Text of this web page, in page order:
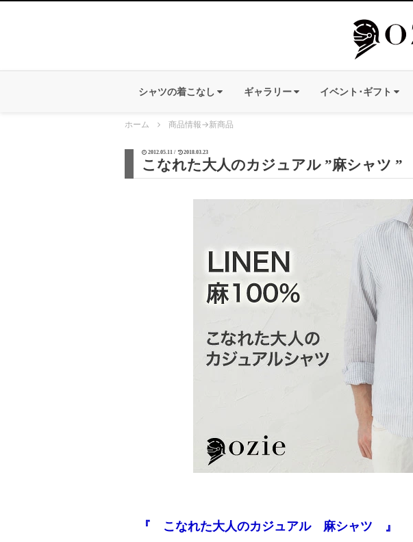
シャツの着こなし ギャラリー イベント･ギフト
ホーム 商品情報→新商品
2012.05.11 / 2018.03.23
こなれた大人のカジュアル ”麻シャツ ”
『 こなれた大人のカジュアル 麻シャツ 』